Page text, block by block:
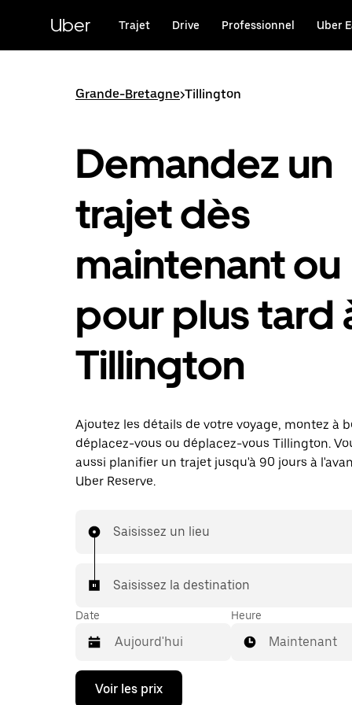
principal
Uber Trajet Drive Professionnel Uber
Grande-Bretagne>Tillington
Demandez un
trajet dès
maintenant ou
pour plus tard
Tillington
Ajoutez les détails de votre voyage, montez à
déplacez-vous ou déplacez-vous Tillington.
aussi planifier un trajet jusqu'à 90 jours à
Uber Reserve.
Saisissez un lieu
Saisissez la destination
Date
Appuyez
Heure
Maintenant
Voir les prix